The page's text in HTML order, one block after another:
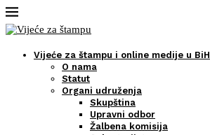
Vijeće za štampu i online medije u BiH
O nama
Statut
Organi udruženja
Skupština
Upravni odbor
Žalbena komisija